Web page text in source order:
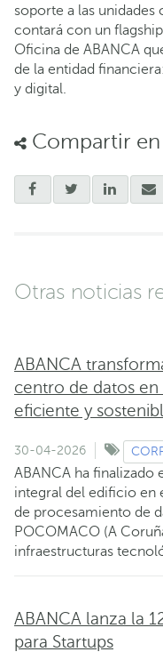
soporte a las unidades
contará con un
Oficina de ABANCA
de la entidad
y digital.
Compartir en
Otras noticias
ABANCA
centro de datos en
eficiente y
30-04-2026
ABANCA ha
integral del edificio en
de procesamiento de
POCOMACO (A
infraestructuras
ABANCA lanza la
para Startups